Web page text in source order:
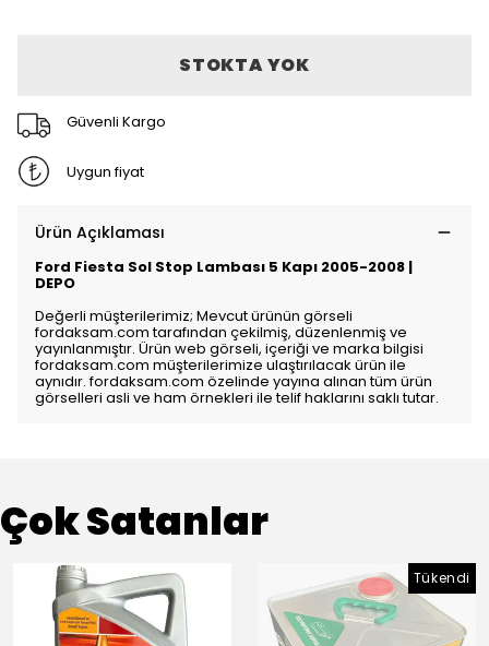
STOKTA YOK
Güvenli Kargo
Uygun fiyat
Ürün Açıklaması
Ford Fiesta Sol Stop Lambası 5 Kapı 2005-2008 |
DEPO
Değerli müşterilerimiz; Mevcut ürünün görseli
fordaksam.com tarafından çekilmiş, düzenlenmiş ve
yayınlanmıştır. Ürün web görseli, içeriği ve marka bilgisi
fordaksam.com müşterilerimize ulaştırılacak ürün ile
aynıdır. fordaksam.com özelinde yayına alınan tüm ürün
görselleri asli ve ham örnekleri ile telif haklarını saklı tutar.
Çok Satanlar
Tükendi